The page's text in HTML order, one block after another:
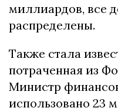
миллиардов, все
распределены.
Также стала
потраченная из
Министр
использовано 23